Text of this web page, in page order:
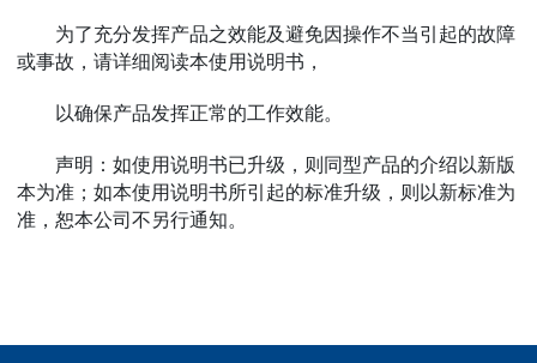
为了充分发挥产品之效能及避免因操作不当引起的故障
或事故，请详细阅读本使用说明书，
以确保产品发挥正常的工作效能。
声明：如使用说明书已升级，则同型产品的介绍以新版
本为准；如本使用说明书所引起的标准升级，则以新标准为
准，恕本公司不另行通知。